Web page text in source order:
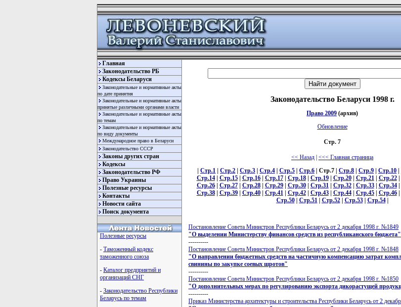
Главная
Законодательство РБ
Кодексы Беларуси
Законодательные и нормативные акты
по дате принятия
Законодательные и нормативные акты
принятые различными органами власти
Законодательные и нормативные акты
по темам
Законодательные и нормативные акты
по виду документы
Международное право в Беларуси
Законодательство СССР
Законы других стран
Кодексы
Законодательство РФ
Право Украины
Полезные ресурсы
Контакты
Новости сайта
Поиск документа
Полезные ресурсы
- Таможенный кодекс
таможенного союза
- Каталог предприятий и
организаций СНГ
- Законодательство Республики
Беларусь по темам
Законодательство Беларуси 1998 г.
Право 2009 (архив)
Обновление
Стр. 7
<< Назад <<< Главная страница
Стр.1 Стр.2 Стр.3 Стр.4 Стр.5 Стр.6 | Стр.7 | Стр.8 Стр.9 Стр.10
Стр.14| Стр.15| Стр.16| Стр.17| Стр.18| Стр.19| Стр.20| Стр.21| Стр.22|
Стр.26| Стр.27| Стр.28| Стр.29| Стр.30| Стр.31| Стр.32| Стр.33| Стр.34|
Стр.38| Стр.39| Стр.40| Стр.41| Стр.42| Стр.43| Стр.44| Стр.45| Стр.46|
Стр.50| Стр.51| Стр.52| Стр.53| Стр.54|
Постановление Совета Министров Республики Беларусь от 2 декабря 1998 г. №1849
"О выделении Министерству финансов средств из республиканского бюджета"
----------
Постановление Совета Министров Республики Беларусь от 2 декабря 1998 г. №1848
"О направлении бюджетных средств на частичную компенсацию затрат
свинины по закупке соевых шротов"
----------
Постановление Совета Министров Республики Беларусь от 2 декабря 1998 г. №1850
"О дополнительных мерах по регулированию экспорта дикорастущей
----------
Приказ Министерства архитектуры и строительства Республики Беларусь от 2